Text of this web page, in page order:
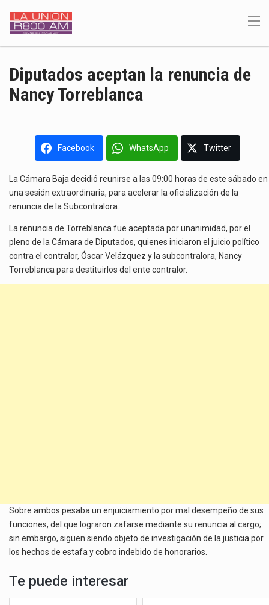
Diputados aceptan la renuncia de
Nancy Torreblanca
Facebook WhatsApp Twitter
La Cámara Baja decidió reunirse a las 09:00 horas de este sábado en
una sesión extraordinaria, para acelerar la oficialización de la
renuncia de la Subcontralora.
La renuncia de Torreblanca fue aceptada por unanimidad, por el
pleno de la Cámara de Diputados, quienes iniciaron el juicio político
contra el contralor, Óscar Velázquez y la subcontralora, Nancy
Torreblanca para destituirlos del ente contralor.
Sobre ambos pesaba un enjuiciamiento por mal desempeño de sus
funciones, del que lograron zafarse mediante su renuncia al cargo;
sin embargo, siguen siendo objeto de investigación de la justicia por
los hechos de estafa y cobro indebido de honorarios.
Te puede interesar